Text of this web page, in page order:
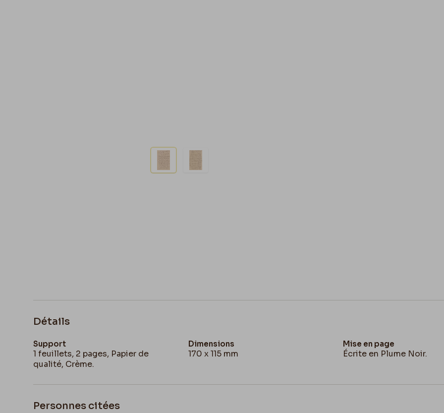
Détails
Support
1 feuillets, 2 pages, Papier de
qualité, Crème.
Dimensions
170 x 115 mm
Mise en page
Écrite en Plume Noir.
Personnes citées